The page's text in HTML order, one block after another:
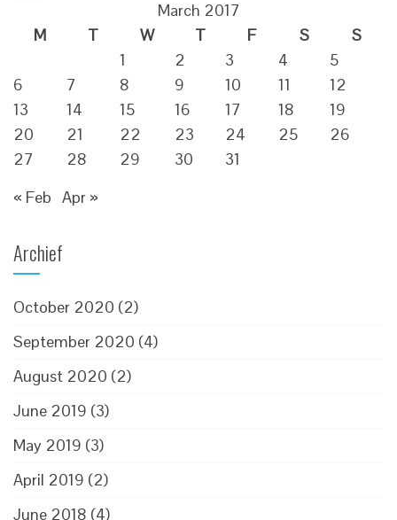
March 2017
M
T W T F S
S
1
2 3 4
5
6
7 8 9 10 11
12
13
14 15 16 17 18
19
20
21 22 23 24 25
26
27
28 29 30
31
« Feb Apr »
Archief
October 2020 (2)
September 2020 (4)
August 2020 (2)
June 2019 (3)
May 2019 (3)
April 2019 (2)
June 2018 (4)